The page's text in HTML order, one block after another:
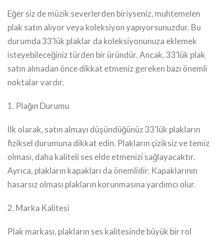
Eğer siz de müzik severlerden biriyseniz, muhtemelen
plak satın alıyor veya koleksiyon yapıyorsunuzdur. Bu
durumda 33’lük plaklar da koleksiyonunuza eklemek
isteyebileceğiniz türden bir üründür. Ancak, 33’lük plak
satın almadan önce dikkat etmeniz gereken bazı önemli
noktalar vardır.
1. Plağın Durumu
İlk olarak, satın almayı düşündüğünüz 33’lük plakların
fiziksel durumuna dikkat edin. Plakların çiziksiz ve temiz
olması, daha kaliteli ses elde etmenizi sağlayacaktır.
Ayrıca, plakların kapakları da önemlidir. Kapaklarının
hasarsız olması plakların korunmasına yardımcı olur.
2. Marka Kalitesi
Plak markası, plakların ses kalitesinde büyük bir rol